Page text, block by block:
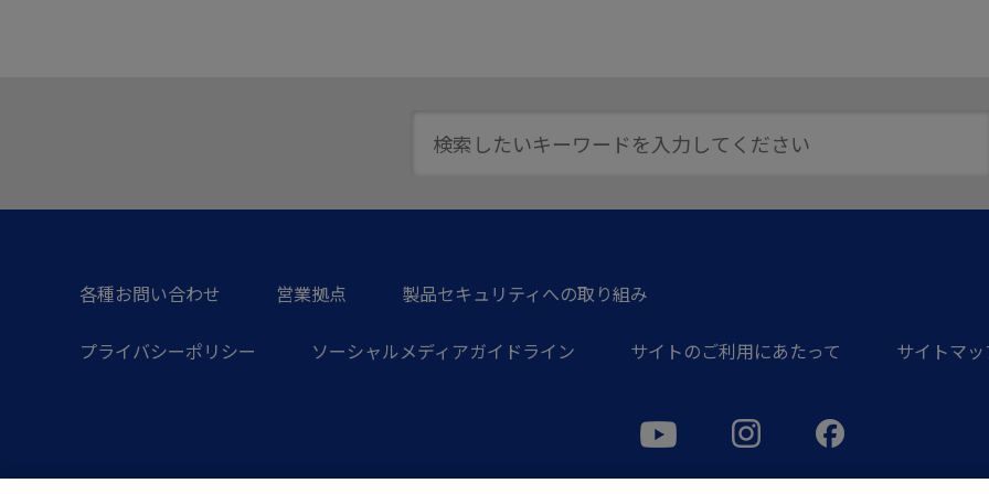
各種お問い合わせ 営業拠点 製品セキュリティへの取り組み
プライバシーポリシー ソーシャルメディアガイドライン サイトのご利用にあたって サイトマ